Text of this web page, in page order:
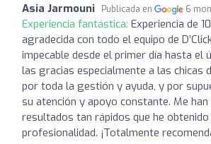
Asia Jarmouni Publicada en 6
Experiencia fantástica: Experiencia de
agradecida con todo el equipo de
impecable desde el primer día hasta el
las gracias especialmente a las chicas
por toda la gestión y ayuda, y por
su atención y apoyo constante. Me
resultados tan rápidos que he
profesionalidad. ¡Totalmente